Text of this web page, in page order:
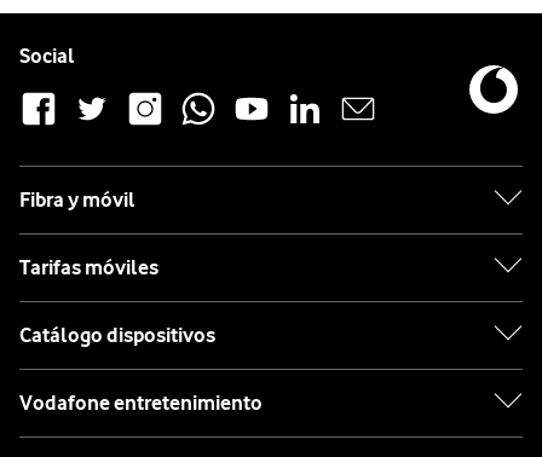
Social
Fibra y móvil
Tarifas móviles
Catálogo dispositivos
Vodafone entretenimiento